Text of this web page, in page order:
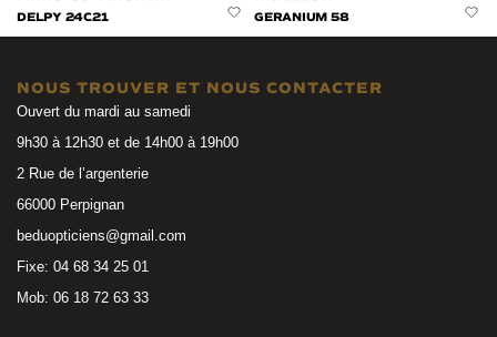
DELPY 24C21 GERANIUM 58
NOUS TROUVER ET NOUS CONTACTER
Ouvert du mardi au samedi
9h30 à 12h30 et de 14h00 à 19h00
2 Rue de l’argenterie
66000 Perpignan
beduopticiens@gmail.com
Fixe: 04 68 34 25 01
Mob: 06 18 72 63 33